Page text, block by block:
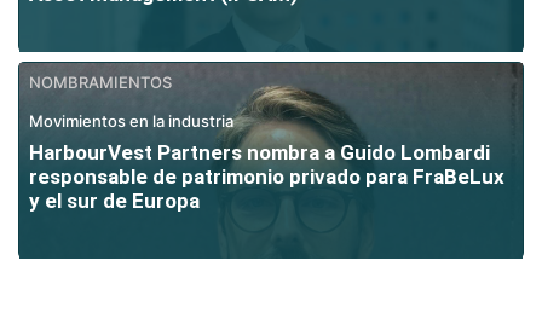
NOMBRAMIENTOS
Movimientos en la industria
HarbourVest Partners nombra a Guido Lombardi
responsable de patrimonio privado para FraBeLux
y el sur de Europa